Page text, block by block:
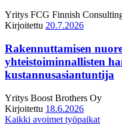
Yritys FCG Finnish
Kirjoitettu 20.7.2026
Rakennuttamisen
yhteistoiminnallisten
kustannusasiantuntija
Yritys Boost Brothers Oy
Kirjoitettu 18.6.2026
Kaikki avoimet työpaikat